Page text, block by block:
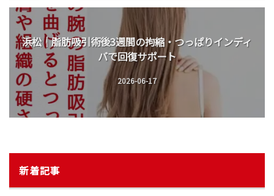
浜松｜脂肪吸引術後3週間の拘縮・つっぱりインディ
バで回復サポート
2026-06-17
新着記事